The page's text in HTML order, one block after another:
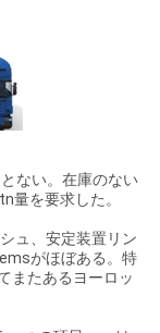
ない。在庫のない
量を要求した。
ュ、安定装置リン
がほぼある。特
またあるヨーロッ